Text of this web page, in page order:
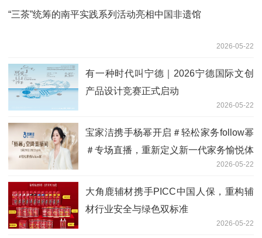
“三茶”统筹的南平实践系列活动亮相中国非遗馆
2026-05-22
有一种时代叫宁德｜2026宁德国际文创
产品设计竞赛正式启动
2026-05-22
宝家洁携手杨幂开启＃轻松家务follow幂
＃专场直播，重新定义新一代家务愉悦体
2026-05-22
大角鹿辅材携手PICC中国人保，重构辅
材行业安全与绿色双标准
2026-05-22